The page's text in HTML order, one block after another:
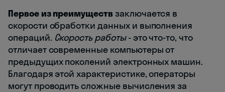
Первое из преимуществзаключается в
скорости обработки данных и выполнения
операций. Скорость работы- это что-то, что
отличает современные компьютеры от
предыдущих поколений электронных машин.
Благодаря этой характеристике, операторы
могут проводить сложные вычисления за